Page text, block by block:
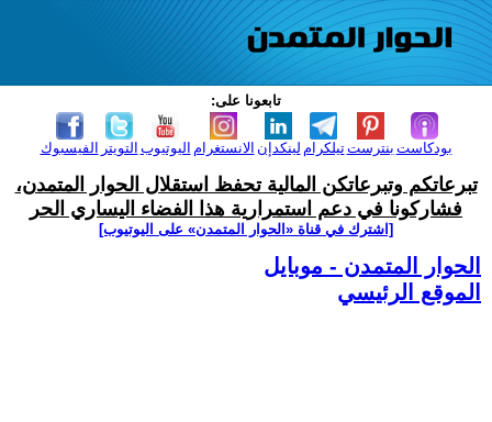
تابعونا على:
الفيسبوك التويتر اليوتيوب الانستغرام لينكدإن تيلكرامبنترست بودكاست
تبرعاتكم وتبرعاتكن المالية تحفظ استقلال الحوار المتمدن،
فشاركونا في دعم استمرارية هذا الفضاء اليساري الحر
[اشترك في قناة ‫«الحوار المتمدن» على اليوتيوب]
الحوار المتمدن - موبايل
الموقع الرئيسي